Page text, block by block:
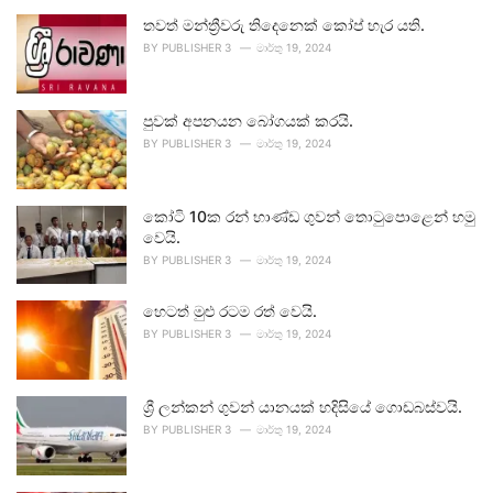
තවත් මන්ත්‍රීවරු තිදෙනෙක් කෝප් හැර යති.
BY PUBLISHER 3 මාර්තු 19, 2024
පුවක් අපනයන බෝගයක් කරයි.
BY PUBLISHER 3 මාර්තු 19, 2024
කෝටි 10ක රන් භාණ්ඩ ගුවන් තොටුපොළෙන් හමු
වෙයි.
BY PUBLISHER 3 මාර්තු 19, 2024
හෙටත් මුළු රටම රත් වෙයි.
BY PUBLISHER 3 මාර්තු 19, 2024
ශ්‍රී ලන්කන් ගුවන් යානයක් හදිසියේ ගොඩබස්වයි.
BY PUBLISHER 3 මාර්තු 19, 2024